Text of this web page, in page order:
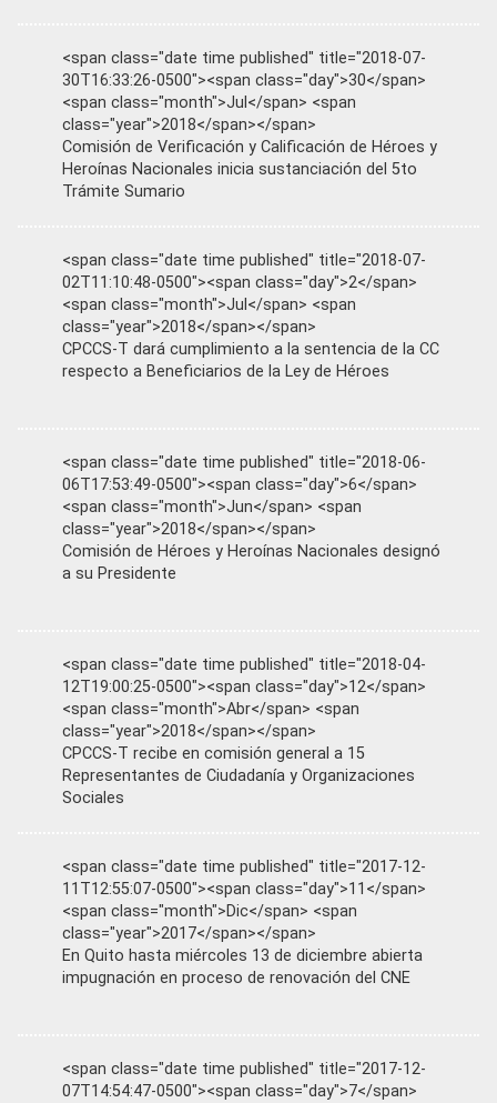
<span class="date time published" title="2018-07-
30T16:33:26-0500"><span class="day">30</span>
<span class="month">Jul</span> <span
class="year">2018</span></span>
Comisión de Verificación y Calificación de Héroes y
Heroínas Nacionales inicia sustanciación del 5to
Trámite Sumario
<span class="date time published" title="2018-07-
02T11:10:48-0500"><span class="day">2</span>
<span class="month">Jul</span> <span
class="year">2018</span></span>
CPCCS-T dará cumplimiento a la sentencia de la CC
respecto a Beneficiarios de la Ley de Héroes
<span class="date time published" title="2018-06-
06T17:53:49-0500"><span class="day">6</span>
<span class="month">Jun</span> <span
class="year">2018</span></span>
Comisión de Héroes y Heroínas Nacionales designó
a su Presidente
<span class="date time published" title="2018-04-
12T19:00:25-0500"><span class="day">12</span>
<span class="month">Abr</span> <span
class="year">2018</span></span>
CPCCS-T recibe en comisión general a 15
Representantes de Ciudadanía y Organizaciones
Sociales
<span class="date time published" title="2017-12-
11T12:55:07-0500"><span class="day">11</span>
<span class="month">Dic</span> <span
class="year">2017</span></span>
En Quito hasta miércoles 13 de diciembre abierta
impugnación en proceso de renovación del CNE
<span class="date time published" title="2017-12-
07T14:54:47-0500"><span class="day">7</span>